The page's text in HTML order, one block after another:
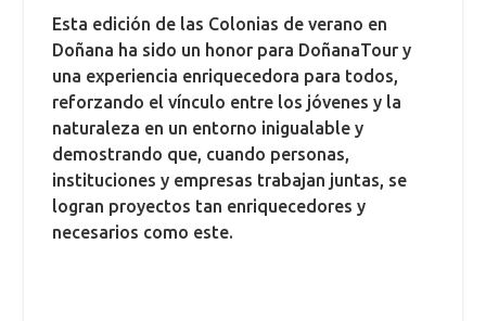
Esta edición de las Colonias de verano en
Doñana ha sido un honor para DoñanaTour y
una experiencia enriquecedora para todos,
reforzando el vínculo entre los jóvenes y la
naturaleza en un entorno inigualable y
demostrando que, cuando personas,
instituciones y empresas trabajan juntas, se
logran proyectos tan enriquecedores y
necesarios como este.